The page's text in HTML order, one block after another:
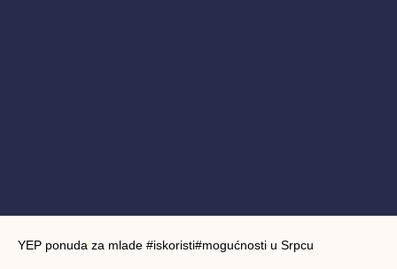
YEP ponuda za mlade #iskoristi#mogućnosti u Srpcu